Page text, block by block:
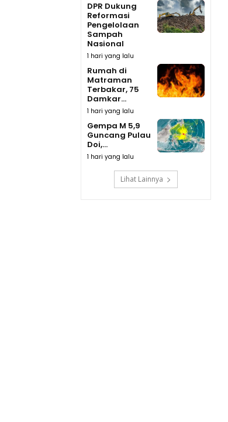
DPR Dukung
Reformasi
Pengelolaan
Sampah
Nasional
1 hari yang lalu
Rumah di
Matraman
Terbakar, 75
Damkar...
1 hari yang lalu
Gempa M 5,9
Guncang Pulau
Doi,...
1 hari yang lalu
Lihat Lainnya